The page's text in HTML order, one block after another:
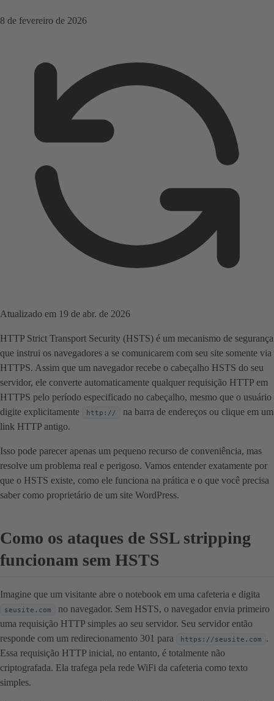
8 de fevereiro de 2026
Atualizado em 19 de abr. de 2026
HTTP Strict Transport Security (HSTS) é um mecanismo de segurança
que instrui os navegadores a se comunicarem com seu site somente via
HTTPS. Assim que um navegador recebe o cabeçalho HSTS do seu
servidor, ele converte automaticamente qualquer requisição HTTP em
HTTPS pelo período especificado no cabeçalho, mesmo que o usuário
digite explicitamente
http://
na barra de endereços ou clique em um
link HTTP antigo.
Isso pode parecer apenas um pequeno recurso de conveniência, mas
resolve um problema real e perigoso. Vamos entender exatamente por
que o HSTS existe, como ele funciona na prática e o que você precisa
saber como proprietário de um site WordPress.
Como os ataques de SSL stripping
funcionam sem HSTS
Imagine que um visitante abre o notebook em uma cafeteria e digita
seusite.com
no navegador. Sem HSTS, o navegador envia primeiro
uma requisição HTTP simples ao seu servidor. Seu servidor então
responde com um redirecionamento 301 para
https://seusite.com
.
Essa requisição HTTP inicial, no entanto, é totalmente não
criptografada. Ela trafega pela rede WiFi da cafeteria como texto
simples.